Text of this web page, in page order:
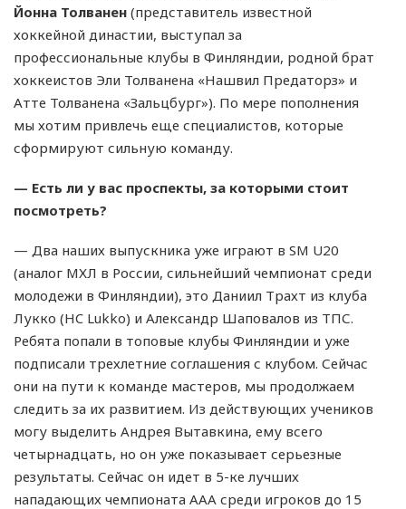
Йонна Толванен (представитель известной
хоккейной династии, выступал за
профессиональные клубы в Финляндии, родной брат
хоккеистов Эли Толванена «Нашвил Предаторз» и
Атте Толванена «Зальцбург»). По мере пополнения
мы хотим привлечь еще специалистов, которые
сформируют сильную команду.
— Есть ли у вас проспекты, за которыми стоит
посмотреть?
— Два наших выпускника уже играют в SM U20
(аналог МХЛ в России, сильнейший чемпионат среди
молодежи в Финляндии), это Даниил Трахт из клуба
Лукко (HC Lukko) и Александр Шаповалов из ТПС.
Ребята попали в топовые клубы Финляндии и уже
подписали трехлетние соглашения с клубом. Сейчас
они на пути к команде мастеров, мы продолжаем
следить за их развитием. Из действующих учеников
могу выделить Андрея Вытавкина, ему всего
четырнадцать, но он уже показывает серьезные
результаты. Сейчас он идет в 5-ке лучших
нападающих чемпионата AAA среди игроков до 15